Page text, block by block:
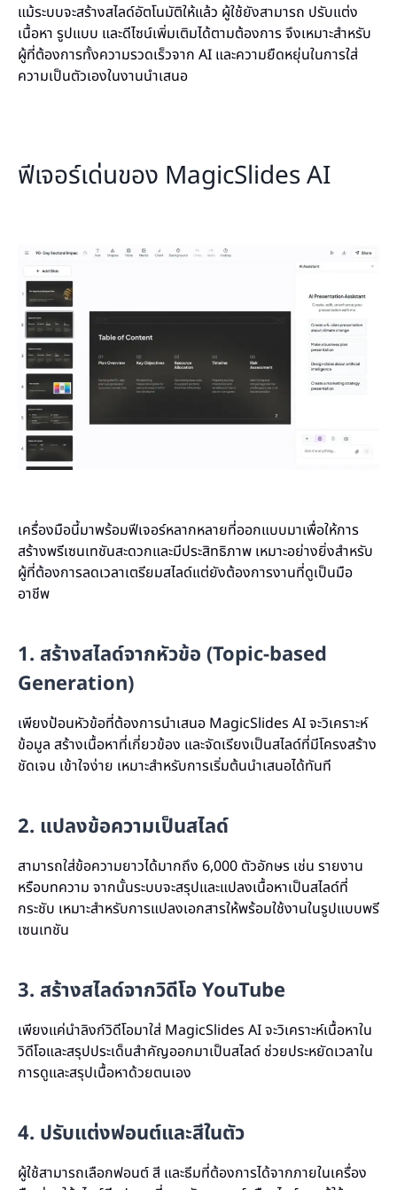
แม้ระบบจะสร้างสไลด์อัตโนมัติให้แล้ว ผู้ใช้ยังสามารถ ปรับแต่ง
เนื้อหา รูปแบบ และดีไซน์เพิ่มเติมได้ตามต้องการ จึงเหมาะสำหรับ
ผู้ที่ต้องการทั้งความรวดเร็วจาก AI และความยืดหยุ่นในการใส่
ความเป็นตัวเองในงานนำเสนอ
ฟีเจอร์เด่นของ MagicSlides AI
เครื่องมือนี้มาพร้อมฟีเจอร์หลากหลายที่ออกแบบมาเพื่อให้การ
สร้างพรีเซนเทชันสะดวกและมีประสิทธิภาพ เหมาะอย่างยิ่งสำหรับ
ผู้ที่ต้องการลดเวลาเตรียมสไลด์แต่ยังต้องการงานที่ดูเป็นมือ
อาชีพ
1. สร้างสไลด์จากหัวข้อ (Topic-based
Generation)
เพียงป้อนหัวข้อที่ต้องการนำเสนอ MagicSlides AI จะวิเคราะห์
ข้อมูล สร้างเนื้อหาที่เกี่ยวข้อง และจัดเรียงเป็นสไลด์ที่มีโครงสร้าง
ชัดเจน เข้าใจง่าย เหมาะสำหรับการเริ่มต้นนำเสนอได้ทันที
2. แปลงข้อความเป็นสไลด์
สามารถใส่ข้อความยาวได้มากถึง 6,000 ตัวอักษร เช่น รายงาน
หรือบทความ จากนั้นระบบจะสรุปและแปลงเนื้อหาเป็นสไลด์ที่
กระชับ เหมาะสำหรับการแปลงเอกสารให้พร้อมใช้งานในรูปแบบพรี
เซนเทชัน
3. สร้างสไลด์จากวิดีโอ YouTube
เพียงแค่นำลิงก์วิดีโอมาใส่ MagicSlides AI จะวิเคราะห์เนื้อหาใน
วิดีโอและสรุปประเด็นสำคัญออกมาเป็นสไลด์ ช่วยประหยัดเวลาใน
การดูและสรุปเนื้อหาด้วยตนเอง
4. ปรับแต่งฟอนต์และสีในตัว
ผู้ใช้สามารถเลือกฟอนต์ สี และธีมที่ต้องการได้จากภายในเครื่อง